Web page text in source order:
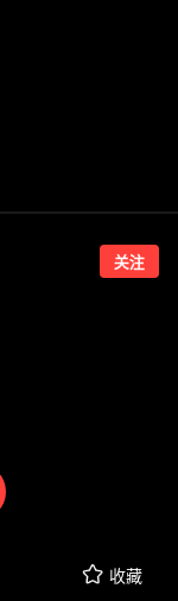
关注
收藏